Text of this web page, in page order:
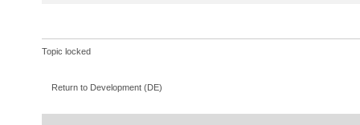
at
at
Topic locked
Return to Development (DE)